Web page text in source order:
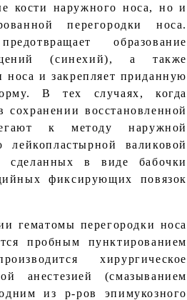
кости наружного носа, но и
перегородки носа.
образование
(синехий), а также
носа и закрепляет приданную
В тех случаях, когда
восстановленной
к методу наружной
валиковой
сделанных в виде бабочки
фиксирующих повязок
гематомы перегородки носа
пробным пунктированием
хирургическое
анестезией (смазыванием
из р-ров эпимукозного